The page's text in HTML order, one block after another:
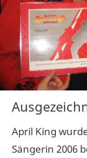
April King
Sängerin 2006